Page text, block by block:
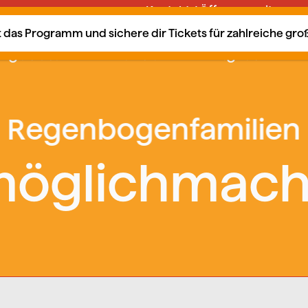
Kontakt / Öffnungszeiten
Kalender Mitglied?
Programm und sichere dir Tickets für zahlreiche